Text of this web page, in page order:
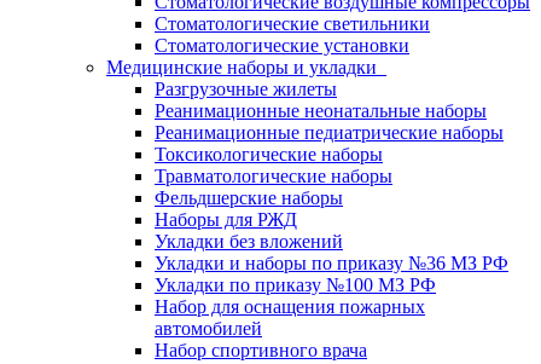
Стоматологические светильники
Стоматологические установки
Медицинские наборы и укладки
Разгрузочные жилеты
Реанимационные неонатальные наборы
Реанимационные педиатрические наборы
Токсикологические наборы
Травматологические наборы
Фельдшерские наборы
Наборы для РЖД
Укладки без вложений
Укладки и наборы по приказу №36 МЗ РФ
Укладки по приказу №100 МЗ РФ
Набор для оснащения пожарных
автомобилей
Набор спортивного врача